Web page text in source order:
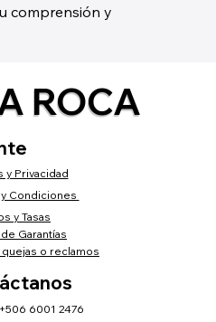
comprensión y
ROCA
y Privacidad
Condiciones
y Tasas
Garantías
o reclamos
6001 2476